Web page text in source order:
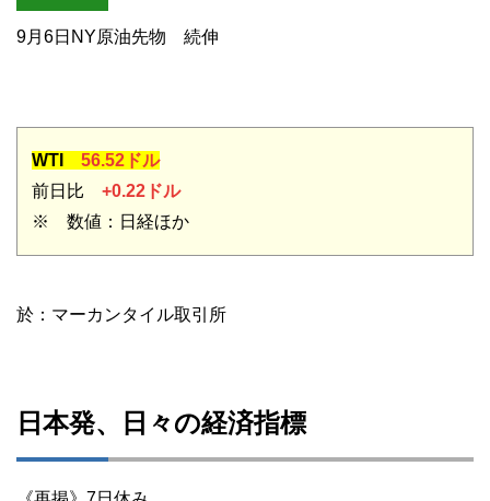
9月6日NY原油先物 続伸
WTI 56.52ドル
前日比 +0.22ドル
※ 数値：日経ほか
於：マーカンタイル取引所
日本発、日々の経済指標